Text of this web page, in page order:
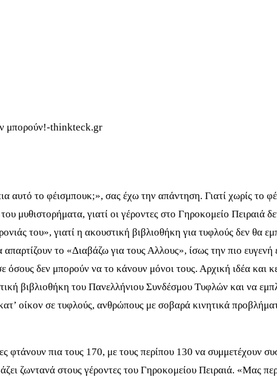
αυτό το φέισμπουκ;», σας έχω την απάντηση. Γιατί χωρίς
μυθιστορήματα, γιατί οι γέροντες στο Γηροκομείο
του», γιατί η ακουστική βιβλιοθήκη για τυφλούς δεν θα
το «Διαβάζω για τους Αλλους», ίσως την πιο
δεν μπορούν να το κάνουν μόνοι τους. Αρχική ιδέα και
βιβλιοθήκη του Πανελλήνιου Συνδέσμου Τυφλών και να
οίκον σε τυφλούς, ανθρώπους με σοβαρά κινητικά
φτάνουν πια τους 170, με τους περίπου 130 να συμμετέχουν
ζωντανά στους γέροντες του Γηροκομείου Πειραιά. «Μας